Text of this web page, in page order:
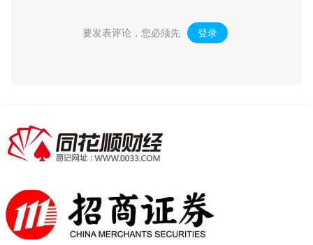
要发表评论，您必须先 登录 。